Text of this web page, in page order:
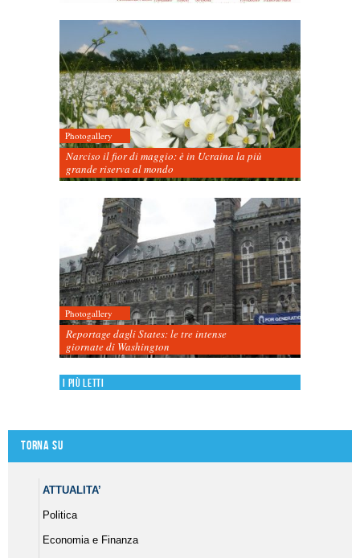
Photogallery
Narciso il fior di maggio: è in Ucraina la più
grande riserva al mondo
Photogallery
Reportage dagli States: le tre intense
giornate di Washington
I più letti
Torna su
ATTUALITA’
Politica
Economia e Finanza